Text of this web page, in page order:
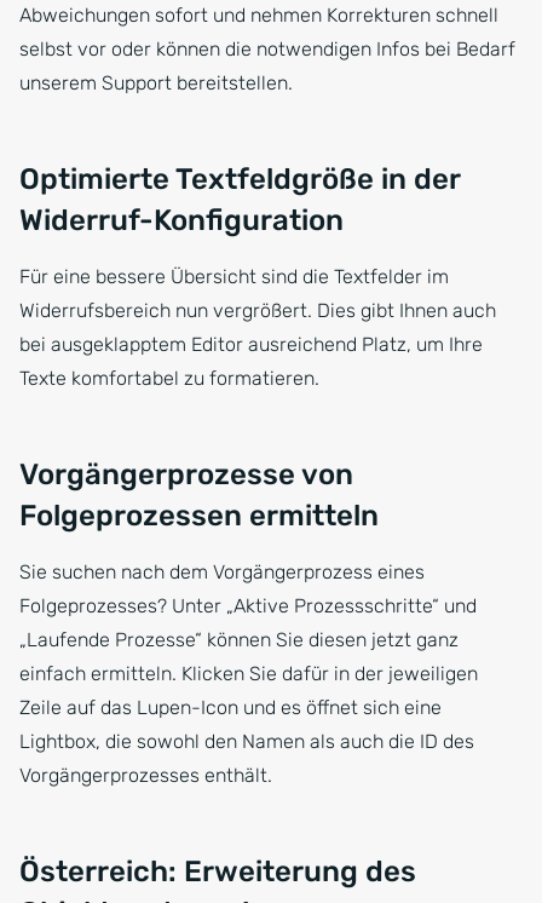
Abweichungen sofort und nehmen Korrekturen schnell
selbst vor oder können die notwendigen Infos bei Bedarf
unserem Support bereitstellen.
Optimierte Textfeldgröße in der
Widerruf-Konfiguration
Für eine bessere Übersicht sind die Textfelder im
Widerrufsbereich nun vergrößert. Dies gibt Ihnen auch
bei ausgeklapptem Editor ausreichend Platz, um Ihre
Texte komfortabel zu formatieren.
Vorgängerprozesse von
Folgeprozessen ermitteln
Sie suchen nach dem Vorgängerprozess eines
Folgeprozesses? Unter „Aktive Prozessschritte“ und
„Laufende Prozesse“ können Sie diesen jetzt ganz
einfach ermitteln. Klicken Sie dafür in der jeweiligen
Zeile auf das Lupen-Icon und es öffnet sich eine
Lightbox, die sowohl den Namen als auch die ID des
Vorgängerprozesses enthält.
Österreich: Erweiterung des